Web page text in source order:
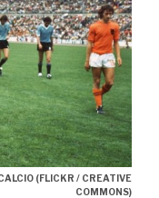
(FLICKR / CREATIVE
COMMONS)